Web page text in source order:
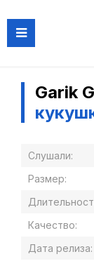
Garik
Слушали:
Размер:
Качество:
Дата релиза: